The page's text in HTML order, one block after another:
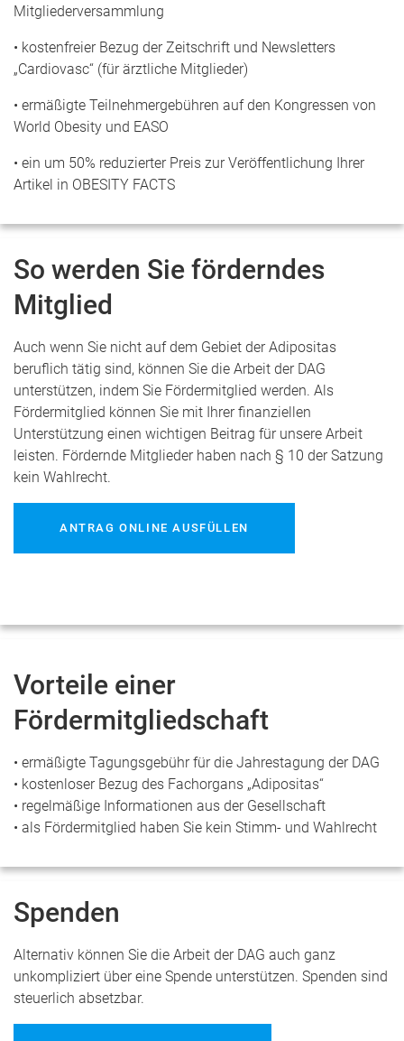
Mitgliederversammlung
• kostenfreier Bezug der Zeitschrift und Newsletters
„Cardiovasc“ (für ärztliche Mitglieder)
• ermäßigte Teilnehmergebühren auf den Kongressen von
World Obesity und EASO
• ein um 50% reduzierter Preis zur Veröffentlichung Ihrer
Artikel in OBESITY FACTS
So werden Sie förderndes
Mitglied
Auch wenn Sie nicht auf dem Gebiet der Adipositas
beruflich tätig sind, können Sie die Arbeit der DAG
unterstützen, indem Sie Fördermitglied werden. Als
Fördermitglied können Sie mit Ihrer finanziellen
Unterstützung einen wichtigen Beitrag für unsere Arbeit
leisten. Fördernde Mitglieder haben nach § 10 der Satzung
kein Wahlrecht.
ANTRAG ONLINE AUSFÜLLEN
Vorteile einer
Fördermitgliedschaft
• ermäßigte Tagungsgebühr für die Jahrestagung der DAG
• kostenloser Bezug des Fachorgans „Adipositas“
• regelmäßige Informationen aus der Gesellschaft
• als Fördermitglied haben Sie kein Stimm- und Wahlrecht
Spenden
Alternativ können Sie die Arbeit der DAG auch ganz
unkompliziert über eine Spende unterstützen. Spenden sind
steuerlich absetzbar.